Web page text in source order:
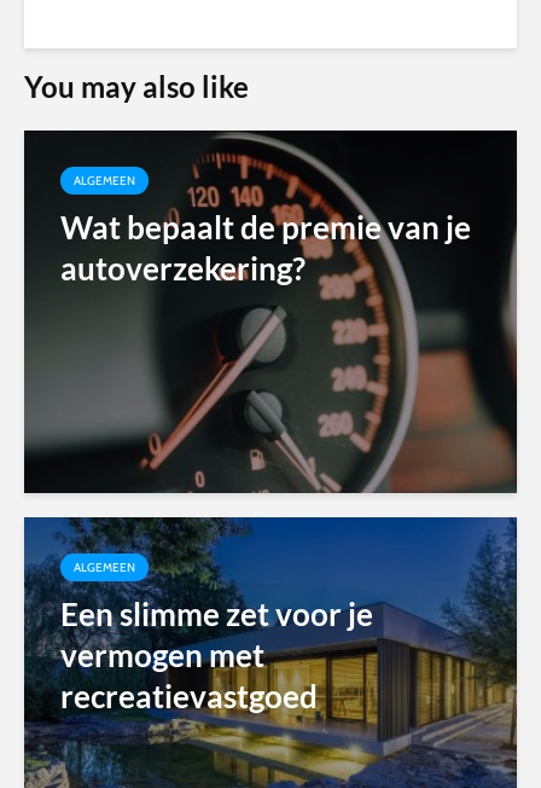
You may also like
ALGEMEEN
Wat bepaalt de premie van je
autoverzekering?
ALGEMEEN
Een slimme zet voor je
vermogen met
recreatievastgoed